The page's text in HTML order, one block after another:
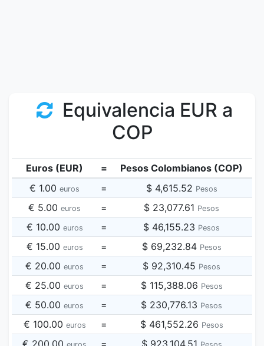
Equivalencia EUR a
COP
Euros (EUR) =
Pesos Colombianos (COP)
€ 1.00 euros = $ 4,615.52 Pesos
€ 5.00 euros = $ 23,077.61 Pesos
€ 10.00 euros = $ 46,155.23 Pesos
€ 15.00 euros = $ 69,232.84 Pesos
€ 20.00 euros = $ 92,310.45 Pesos
€ 25.00 euros = $ 115,388.06 Pesos
€ 50.00 euros = $ 230,776.13 Pesos
€ 100.00 euros = $ 461,552.26 Pesos
€ 200.00 = $ 923,104.51